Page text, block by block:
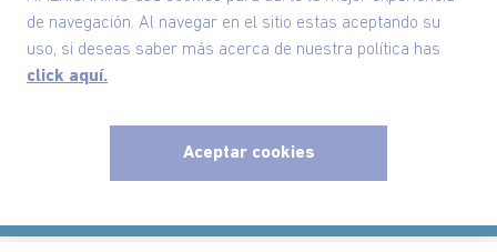
de navegación. Al navegar en el sitio estas aceptando su
uso, si deseas saber más acerca de nuestra política has
click aquí.
Aceptar cookies
Nuestra Marca